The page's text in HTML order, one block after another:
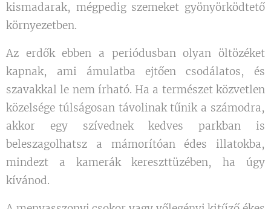
kismadarak, mégpedig szemeket gyönyörködtető
környezetben.
Az erdők ebben a periódusban olyan öltözéket
kapnak, ami ámulatba ejtően csodálatos, és
szavakkal le nem írható. Ha a természet közvetlen
közelsége túlságosan távolinak tűnik a számodra,
akkor egy szívednek kedves parkban is
beleszagolhatsz a mámorítóan édes illatokba,
mindezt a kamerák kereszttüzében, ha úgy
kívánod.